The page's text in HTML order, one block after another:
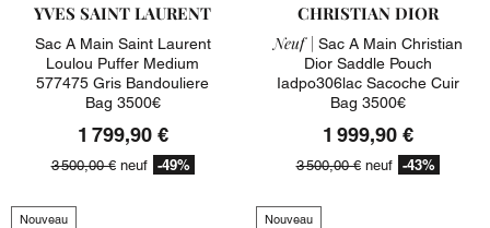
YVES SAINT LAURENT
Sac A Main Saint Laurent
Loulou Puffer Medium
577475 Gris Bandouliere
Bag 3500€
1 799,90 €
3 500,00 €neuf -49%
CHRISTIAN DIOR
Neuf | Sac A Main Christian
Dior Saddle Pouch
Iadpo306lac Sacoche Cuir
Bag 3500€
1 999,90 €
3 500,00 €neuf -43%
Nouveau Nouveau